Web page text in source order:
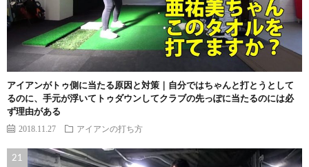
アイアンがトゥ側に当たる原因と対策｜自分ではちゃんと打とうとして
るのに、手元が浮いてトゥダウンしてクラブの先っぽに当たるのには必
ず理由がある
2018.11.27 アイアンの打ち方